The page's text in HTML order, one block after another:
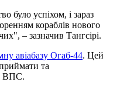
було успіхом, і зараз
кораблів нового
– зазначив Тангсірі.
авіабазу Огаб-44. Цей
та
ВПС.